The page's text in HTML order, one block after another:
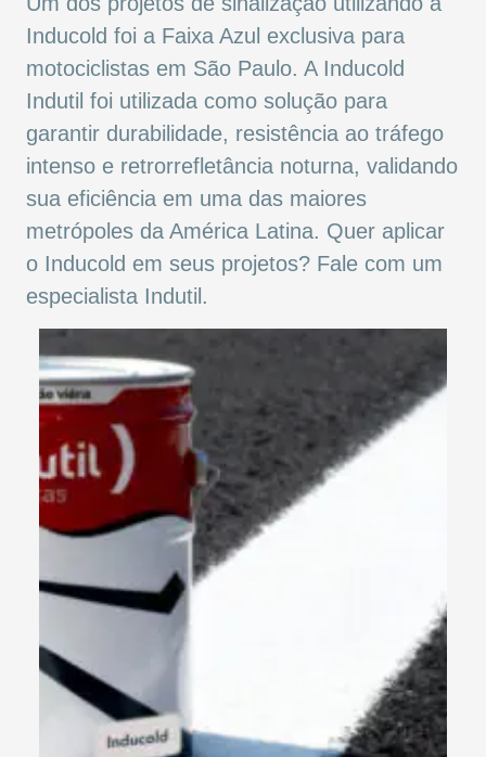
Inducold foi a Faixa Azul exclusiva para
motociclistas em São Paulo. A Inducold
Indutil foi utilizada como solução para
garantir durabilidade, resistência ao tráfego
intenso e retrorrefletância noturna, validando
sua eficiência em uma das maiores
metrópoles da América Latina. Quer aplicar
o Inducold em seus projetos? Fale com um
especialista Indutil.